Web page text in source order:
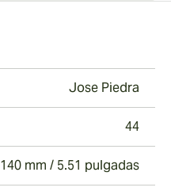
Jose Piedra
44
140 mm / 5.51 pulgadas